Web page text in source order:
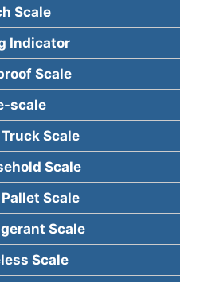
Scale
Indicator
Scale
scale
Truck Scale
Scale
Pallet Scale
Scale
Scale